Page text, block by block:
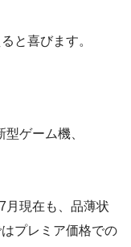
と喜びます。
ゲーム機、
月現在も、品薄状
プレミア価格での